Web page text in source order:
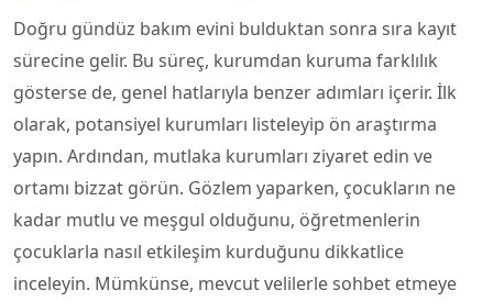
Doğru gündüz bakım evini bulduktan sonra sıra kayıt
sürecine gelir. Bu süreç, kurumdan kuruma farklılık
gösterse de, genel hatlarıyla benzer adımları içerir. İlk
olarak, potansiyel kurumları listeleyip ön araştırma
yapın. Ardından, mutlaka kurumları ziyaret edin ve
ortamı bizzat görün. Gözlem yaparken, çocukların ne
kadar mutlu ve meşgul olduğunu, öğretmenlerin
çocuklarla nasıl etkileşim kurduğunu dikkatlice
inceleyin. Mümkünse, mevcut velilerle sohbet etmeye